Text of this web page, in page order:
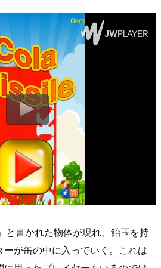
と書かれた物体が現れ、飴玉を持
ーが缶の中に入っていく。これは